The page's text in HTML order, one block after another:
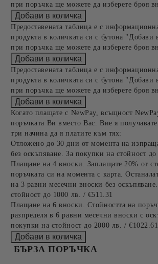
при поръчка ще можете да изберете броя
Предоставената таблица е с
продукта в количката си с бутона "Добави
при поръчка ще можете да изберете броя
Предоставената таблица е с
продукта в количката си с бутона "Добави
при поръчка ще можете да изберете броя
Когато плащате с NewPay, всъщност
поръчката Ви вместо Вас. Вие я получавате
три начина да я платите към тях:
Отложено до 30 дни от момента на
без оскъпяване. За покупки на стойност
Плащане на 4 вноски. Заплащате 20% от
поръчката си на момента с карта.
на 3 равни месечни вноски без
стойност до 1000 лв. / €511.31
Плащане на 6 вноски. Стойността на
разпределя в 6 равни месечни вноски с
покупки на стойност до 2000 лв. / €1022.61
БЪРЗА ПОРЪЧКА